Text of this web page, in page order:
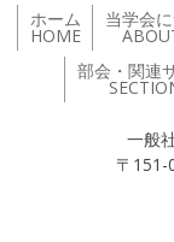
ホーム
HOME
当学会
部会・関連
一般
〒
バ